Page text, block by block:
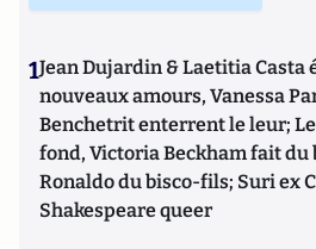
1Jean Dujardin & Laetitia
nouveaux amours, Vanessa
Benchetrit enterrent le leur;
fond, Victoria Beckham fait
Ronaldo du bisco-fils; Suri ex
Shakespeare queer